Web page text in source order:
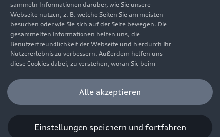
Die Angaben zu Kraftstoffverbrauch, Stromverbrauch, CO₂-
Emissionen und elektrischer Reichweite wurden nach dem
gesetzlich vorgeschriebenen Messverfahren „Worldwide
Harmonized Light Vehicles Test Procedure“ (WLTP) gemäß
Verordnung (EG) 715/2007 ermittelt. Zusatzausstattungen und
Zubehör (Anbauteile, Reifenformat usw.) können relevante
Aerodynamik verändern und neben Witterungs- und
Verkehrsbedingungen sowie dem individuellen Fahrverhalten den
Sie unter www.audi.de/wltp.
sammeln Informationen darüber, wie Sie unsere
Webseite nutzen, z. B. welche Seiten Sie am meisten
besuchen oder wie Sie sich auf der Seite bewegen. Die
gesammelten Informationen helfen uns, die
Benutzerfreundlichkeit der Webseite und hierdurch Ihr
Nutzererlebnis zu verbessern. Außerdem helfen uns
diese Cookies dabei, zu verstehen, woran Sie beim
unser Angebot optimieren können. Bitte beachten Sie,
dass Sie Ihre Einwilligung bezüglich der Platzierung von
Performance Cookies jederzeit widerrufen können.
Cookie Information.
Alle akzeptieren
Einstellungen speichern und fortfahren